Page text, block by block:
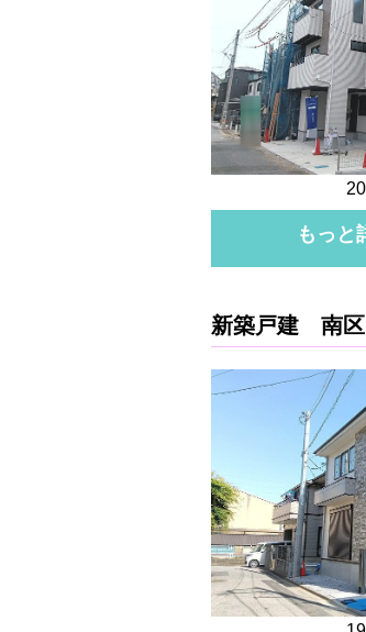
もっと
新築戸建 南区